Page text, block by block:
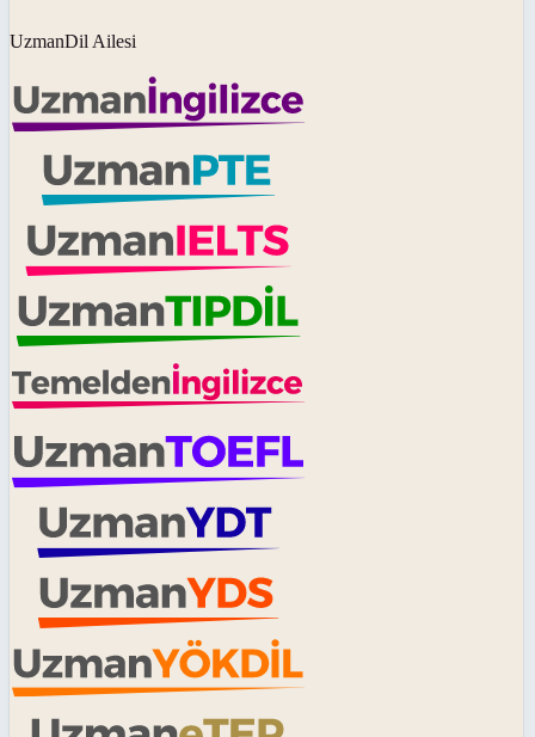
UzmanDil Ailesi